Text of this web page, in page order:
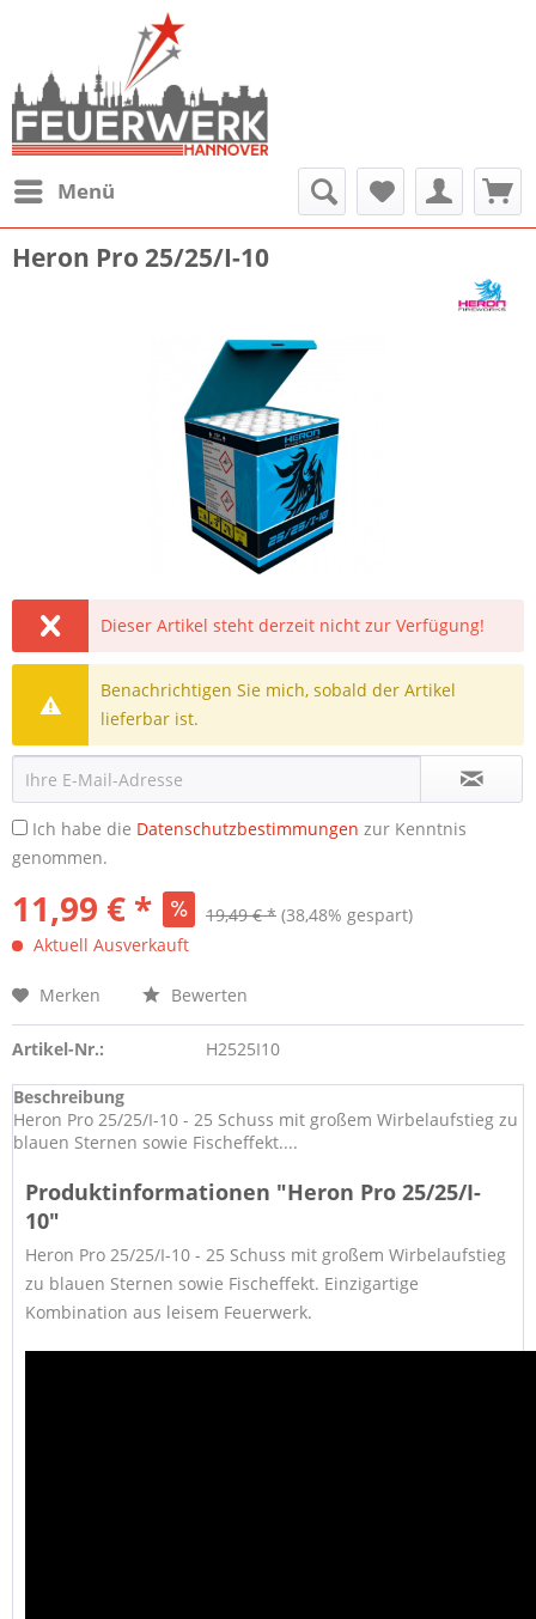
Menü
Heron Pro 25/25/I-10
Dieser Artikel steht derzeit nicht zur Verfügung!
Benachrichtigen Sie mich, sobald der Artikel
lieferbar ist.
Ich habe die Datenschutzbestimmungen zur Kenntnis
genommen.
11,99 € * 19,49 € * (38,48% gespart)
Aktuell Ausverkauft
Merken Bewerten
Artikel-Nr.: H2525I10
Beschreibung
Heron Pro 25/25/I-10 - 25 Schuss mit großem Wirbelaufstieg zu
blauen Sternen sowie Fischeffekt....
Produktinformationen "Heron Pro 25/25/I-
10"
Heron Pro 25/25/I-10 - 25 Schuss mit großem Wirbelaufstieg
zu blauen Sternen sowie Fischeffekt. Einzigartige
Kombination aus leisem Feuerwerk.